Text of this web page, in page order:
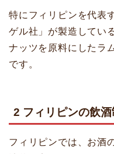
特にフィリピンを代表
ゲル社」が製造してい
ナッツを原料にしたラ
です。
2 フィリピンの飲
フィリピンでは、お酒